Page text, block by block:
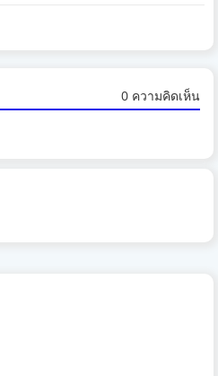
0 ความคิดเห็น